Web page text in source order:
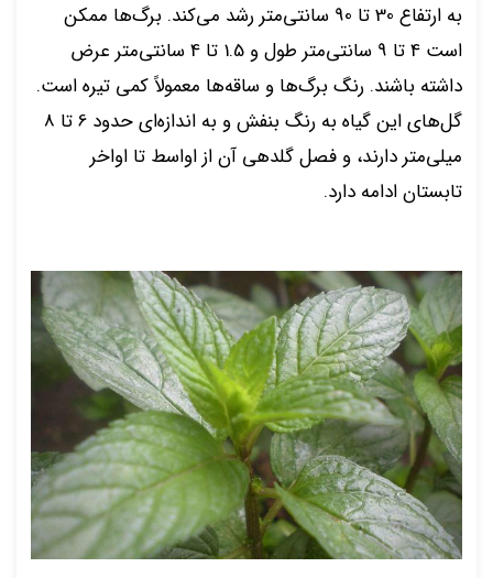
به ارتفاع 30 تا 90 سانتی‌متر رشد می‌کند. برگ‌ها ممکن
است 4 تا 9 سانتی‌متر طول و 1.5 تا 4 سانتی‌متر عرض
داشته باشند. رنگ برگ‌ها و ساقه‌ها معمولاً کمی تیره است.
گل‌های این گیاه به رنگ بنفش و به اندازه‌ای حدود 6 تا 8
میلی‌متر دارند، و فصل گلدهی آن از اواسط تا اواخر
تابستان ادامه دارد.